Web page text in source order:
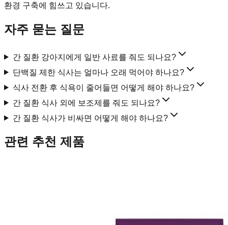
환경 구축에 힘쓰고 있습니다.
자주 묻는 질문
간 질환 강아지에게 일반 사료를 줘도 되나요?
단백질 제한 식사는 얼마나 오래 먹어야 하나요?
식사 전환 후 식욕이 줄어들면 어떻게 해야 하나요?
간 질환 식사 외에 보조제를 줘도 되나요?
간 질환 식사가 비싸면 어떻게 해야 하나요?
관련 추천 제품